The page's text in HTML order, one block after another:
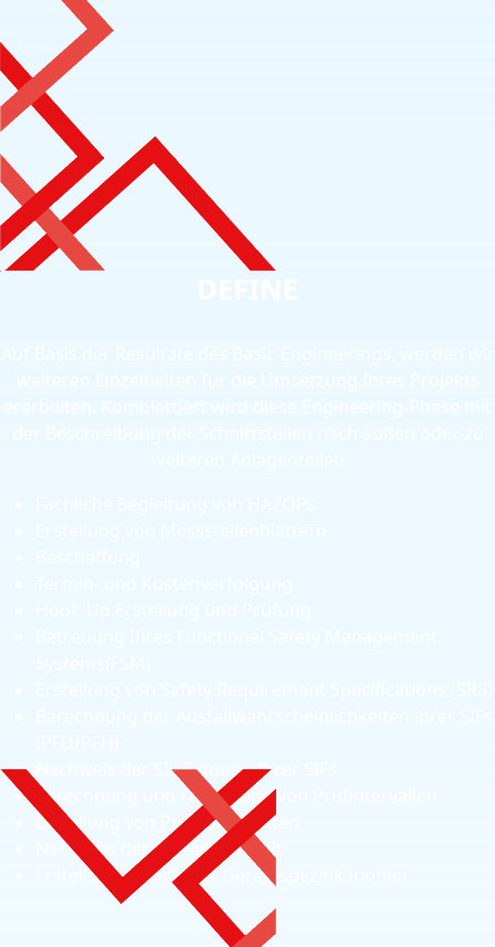
Nachweis der SIL-Eignung Ihrer SIFs
Berechnung und Festlegung von Prüfintervallen
Erstellung von Prüfvorschriften
Nachweis der Eigensicherheit
Erstellung detailierter Gerätespezifikationen